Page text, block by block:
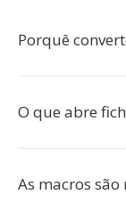
Porquê
O que abre
As macros são